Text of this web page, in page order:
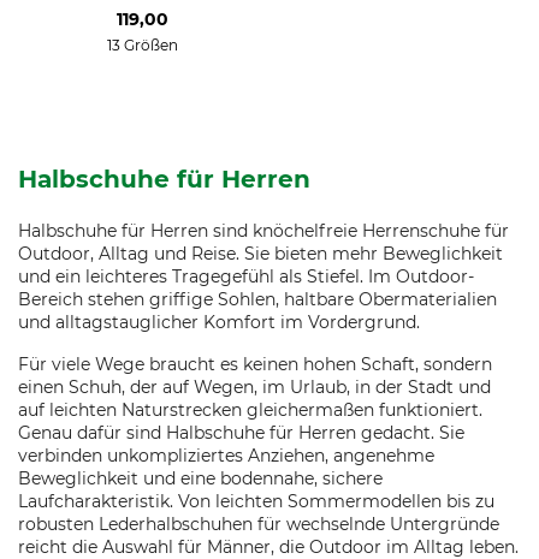
119,00
13 Größen
Halbschuhe für Herren
Halbschuhe für Herren sind knöchelfreie Herrenschuhe für
Outdoor, Alltag und Reise. Sie bieten mehr Beweglichkeit
und ein leichteres Tragegefühl als Stiefel. Im Outdoor-
Bereich stehen griffige Sohlen, haltbare Obermaterialien
und alltagstauglicher Komfort im Vordergrund.
Für viele Wege braucht es keinen hohen Schaft, sondern
einen Schuh, der auf Wegen, im Urlaub, in der Stadt und
auf leichten Naturstrecken gleichermaßen funktioniert.
Genau dafür sind Halbschuhe für Herren gedacht. Sie
verbinden unkompliziertes Anziehen, angenehme
Beweglichkeit und eine bodennahe, sichere
Laufcharakteristik. Von leichten Sommermodellen bis zu
robusten Lederhalbschuhen für wechselnde Untergründe
reicht die Auswahl für Männer, die Outdoor im Alltag leben.